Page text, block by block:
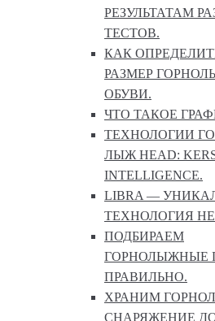
РЕЗУЛЬТАТАМ
ТЕСТОВ.
КАК
РАЗМЕР
ОБУВИ.
ЧТО ТАКОЕ
ТЕХНОЛОГИИ
ЛЫЖ HEAD:
INTELLIGENCE.
LIBRA —
ТЕХНОЛОГИЯ
ПОДБИРАЕМ
ГОРНОЛЫЖНЫЕ
ПРАВИЛЬНО.
ХРАНИМ
СНАРЯЖЕНИЕ